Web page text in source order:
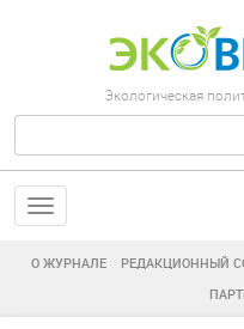
Экологическая
О ЖУРНАЛЕ РЕДАКЦИОННЫЙ